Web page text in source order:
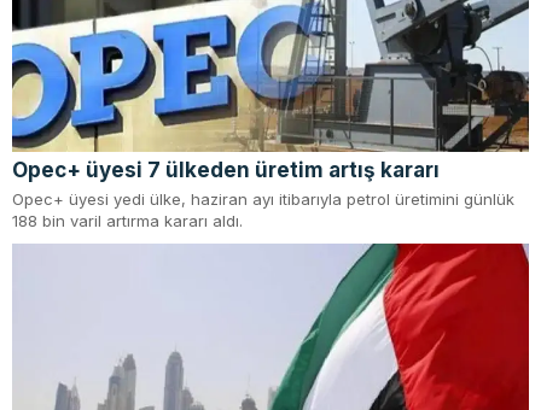
Opec+ üyesi 7 ülkeden üretim artış kararı
Opec+ üyesi yedi ülke, haziran ayı itibarıyla petrol üretimini günlük
188 bin varil artırma kararı aldı.